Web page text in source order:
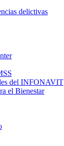
delictivas
del INFONAVIT
el Bienestar